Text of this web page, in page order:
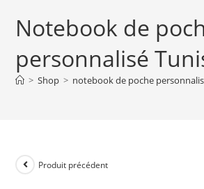
Notebook de
personnalisé
> Shop > notebook de poche
Produit précédent